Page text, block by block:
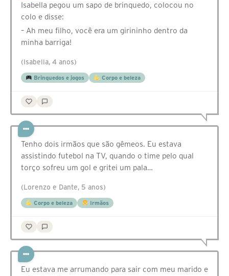
Isabella pegou um sapo de brinquedo, colocou no
colo e disse:
– Ah meu filho, você era um girininho dentro da
minha barriga!
(Isabella, 4 anos)
Brinquedos e jogos Corpo e beleza
Tenho dois irmãos que são gêmeos. Eu estava
assistindo futebol na TV, quando o time pelo qual
torço sofreu um gol e gritei um pala…
(Lorenzo e Dante, 5 anos)
Corpo e beleza Irmãos
Eu estava me arrumando para sair com meu marido e